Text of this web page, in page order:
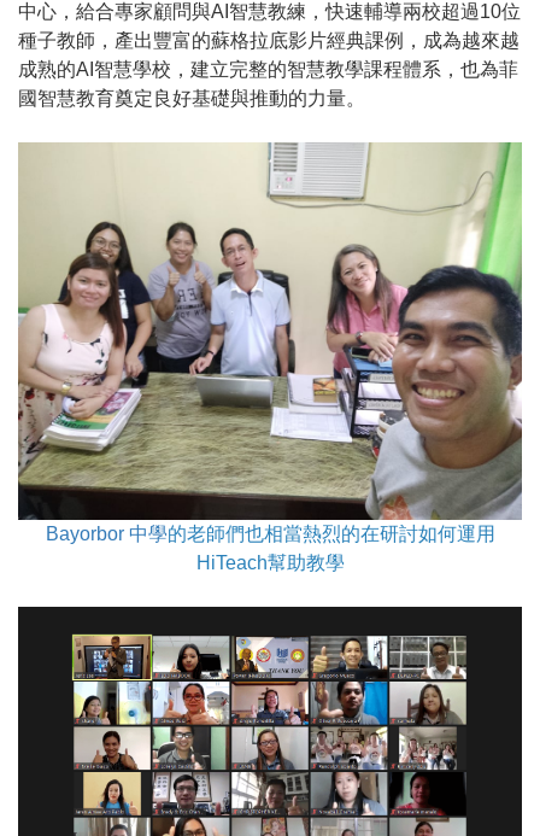
中心，給合專家顧問與AI智慧教練，快速輔導兩校超過10位
種子教師，產出豐富的蘇格拉底影片經典課例，成為越來越
成熟的AI智慧學校，建立完整的智慧教學課程體系，也為菲
國智慧教育奠定良好基礎與推動的力量。
Bayorbor 中學的老師們也相當熱烈的在研討如何運用
HiTeach幫助教學